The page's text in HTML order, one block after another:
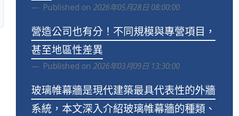
Published on 2026年05月28日 08:00:00
營造公司也有分！不同規模與專營項目，
甚至地區性差異
Published on 2026年03月09日 13:30:00
玻璃帷幕牆是現代建築最具代表性的外牆
系統，本文深入介紹玻璃帷幕牆的種類、